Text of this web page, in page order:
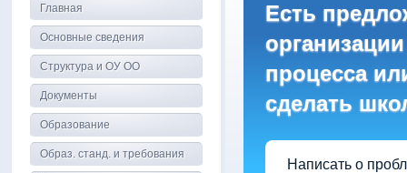
Есть
процесса
сделать
Написать о
Главная
Основные сведения
Структура и ОУ ОО
Документы
Образование
Образ. станд. и требования